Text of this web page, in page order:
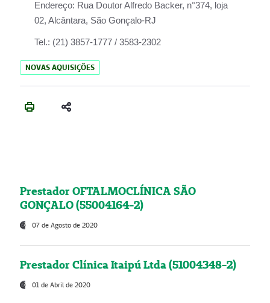
Endereço: Rua Doutor Alfredo Backer, n°374, loja
02, Alcântara, São Gonçalo-RJ
Tel.: (21) 3857-1777 / 3583-2302
NOVAS AQUISIÇÕES
Prestador OFTALMOCLÍNICA SÃO
GONÇALO (55004164-2)
07 de Agosto de 2020
Prestador Clínica Itaipú Ltda (51004348-2)
01 de Abril de 2020